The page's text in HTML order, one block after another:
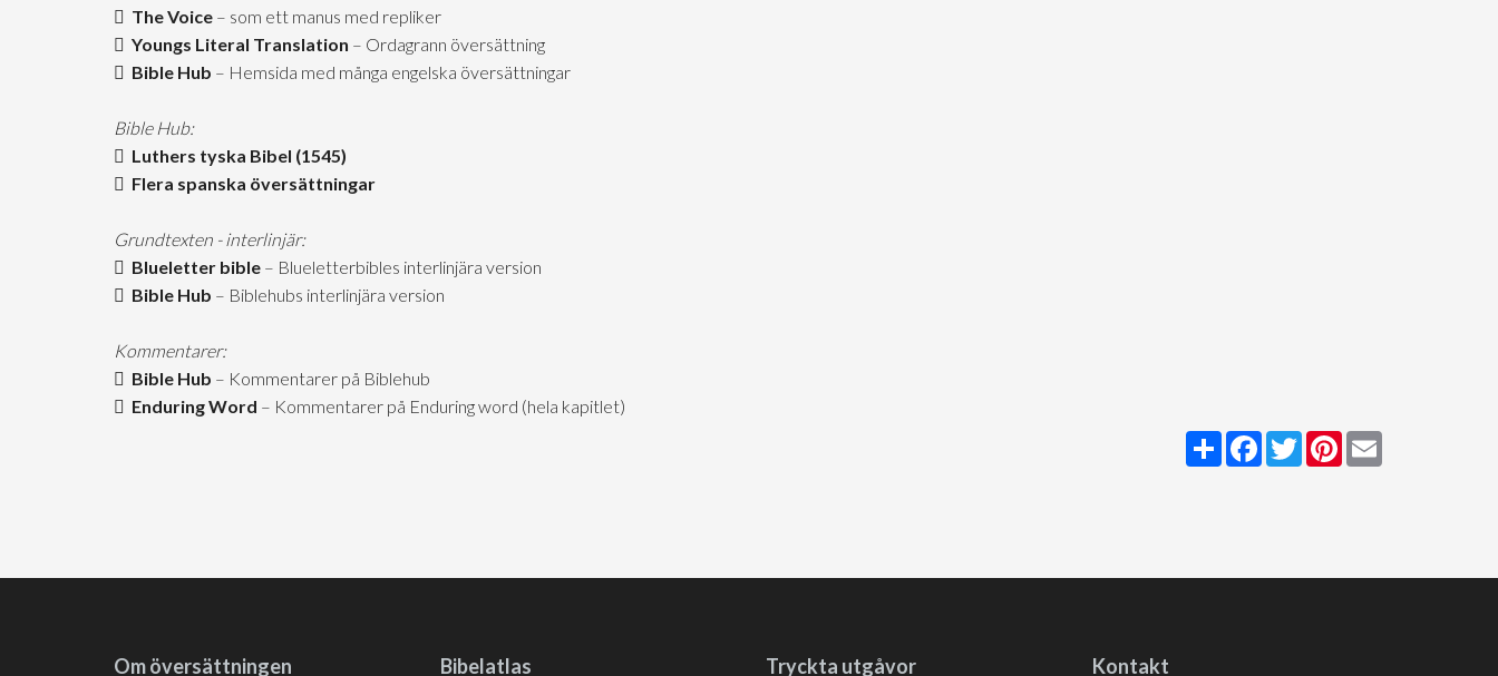
The Voice – som ett manus med repliker
Youngs Literal Translation – Ordagrann översättning
Bible Hub – Hemsida med många engelska översättningar
Bible Hub:
Luthers tyska Bibel (1545)
Flera spanska översättningar
Grundtexten - interlinjär:
Blueletter bible – Blueletterbibles interlinjära version
Bible Hub – Biblehubs interlinjära version
Kommentarer:
Bible Hub – Kommentarer på Biblehub
Enduring Word – Kommentarer på Enduring word (hela kapitlet)
Share Facebook
TwitterPinterest
Om översättningen Bibelatlas Tryckta utgåvor Kontakt